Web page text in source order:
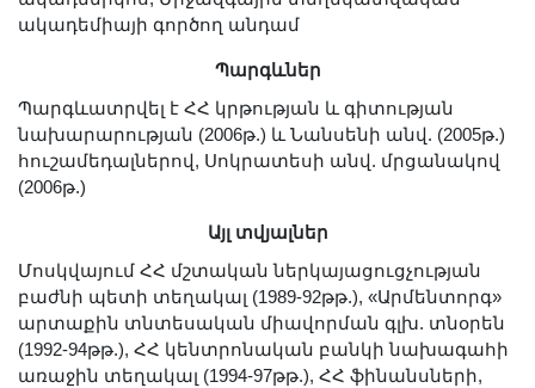
հանդես
Ազդեր
Հոբելյաններ
Համալսարաններ
Գիտական արդյունքներ
Սփյուռքի գիտնականները
Երիտասարդ գիտնականի
ամբիոն
ակադեմիայի գործող անդամ
Պարգևներ
Պարգևատրվել է ՀՀ կրթության և գիտության
նախարարության (2006թ.) և Նանսենի անվ. (2005թ.)
հուշամեդալներով, Սոկրատեսի անվ. մրցանակով
(2006թ.)
Այլ տվյալներ
Մոսկվայում ՀՀ մշտական ներկայացուցչության
բաժնի պետի տեղակալ (1989-92թթ.), «Արմենտորգ»
արտաքին տնտեսական միավորման գլխ. տնօրեն
(1992-94թթ.), ՀՀ կենտրոնական բանկի նախագահի
առաջին տեղակալ (1994-97թթ.), ՀՀ ֆինանսների,